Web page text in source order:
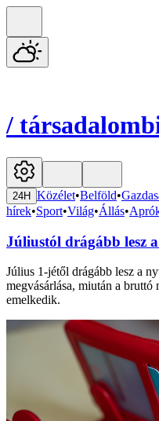
/
24H Közélet•Belföld•
hírek•Sport•Világ•Állás•
Júliustól drágább lesz
Július 1-jétől drágább lesz a
megvásárlása, miután a
emelkedik.